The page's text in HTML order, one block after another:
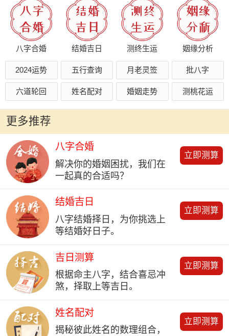
八字合婚 结婚吉日 测终生运 姻缘分析
2024运势 五行查询 月老灵签 批八字
六道轮回 姓名配对 婚姻走势 测桃花运
更多推荐
八字合婚
解决你的婚姻困扰，我们在
一起真的合适吗？
立即测算
结婚吉日
八字结婚择日，为你挑选上
等结婚好日子。
立即测算
吉日测算
根据命主八字，结合喜忌冲
煞，择取上等吉日。
立即测算
姓名配对
揭秘彼此姓名的数理组合，
立即测算